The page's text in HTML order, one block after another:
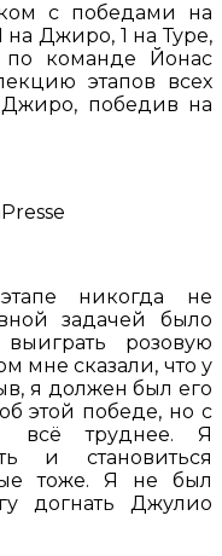
с победами на
на Джиро, 1 на Туре,
по команде Йонас
этапов всех
Джиро, победив на
никогда не
задачей было
розовую
мне сказали, что у
я должен был его
этой победе, но с
всё труднее. Я
и становиться
тоже. Я не был
догнать Джулио